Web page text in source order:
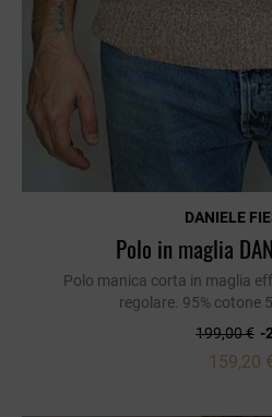
DANIELE
Polo in maglia
Polo manica corta in maglia
regolare. 95% cotone
199,00 € -
159,20